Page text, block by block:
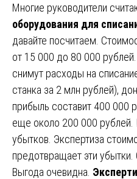
Многие руководители
оборудования для
давайте посчитаем.
от 15 000 до 80 000
снимут расходы на
станка за 2 млн рублей),
прибыль составит 400 000
еще около 200 000 рублей.
убытков. Экспертиза
предотвращает эти
Выгода очевидна.